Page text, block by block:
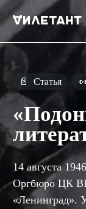
📄 Статья
14 августа
Оргбюро ЦК
«Ленинград».